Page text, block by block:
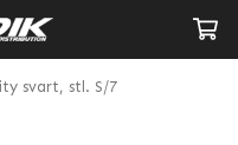
svart, stl. S/7